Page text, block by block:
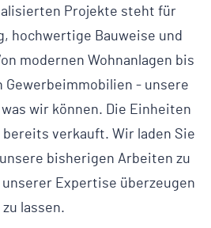
Projekte steht für
hochwertige Bauweise und
modernen Wohnanlagen bis
Gewerbeimmobilien - unsere
wir können. Die Einheiten
verkauft. Wir laden Sie
bisherigen Arbeiten zu
Expertise überzeugen
zu lassen.